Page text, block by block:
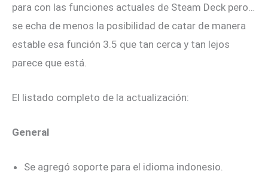
para con las funciones actuales de Steam Deck pero…
se echa de menos la posibilidad de catar de manera
estable esa función 3.5 que tan cerca y tan lejos
parece que está.
El listado completo de la actualización:
General
Se agregó soporte para el idioma indonesio.